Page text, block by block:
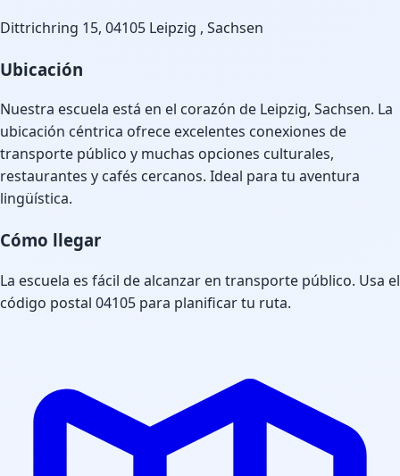
Dittrichring 15, 04105 Leipzig , Sachsen
Ubicación
Nuestra escuela está en el corazón de Leipzig, Sachsen. La
ubicación céntrica ofrece excelentes conexiones de
transporte público y muchas opciones culturales,
restaurantes y cafés cercanos. Ideal para tu aventura
lingüística.
Cómo llegar
La escuela es fácil de alcanzar en transporte público. Usa el
código postal 04105 para planificar tu ruta.